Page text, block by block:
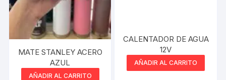
MATE STANLEY ACERO
AZUL
AÑADIR AL CARRITO
CALENTADOR DE AGUA
12V
AÑADIR AL CARRITO